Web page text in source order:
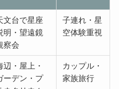
文台で星座
明・望遠鏡
察会
子連れ・星
空体験重視
辺・屋上・
ーデン・プ
カップル・
家族旅行